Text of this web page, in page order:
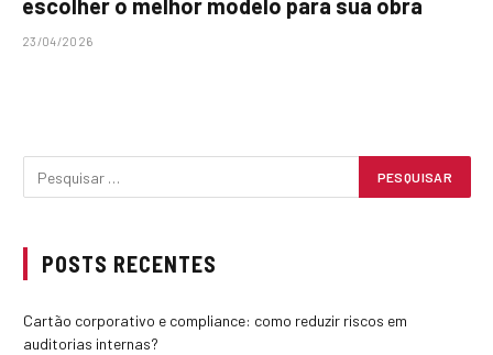
escolher o melhor modelo para sua obra
23/04/2026
POSTS RECENTES
Cartão corporativo e compliance: como reduzir riscos em
auditorias internas?